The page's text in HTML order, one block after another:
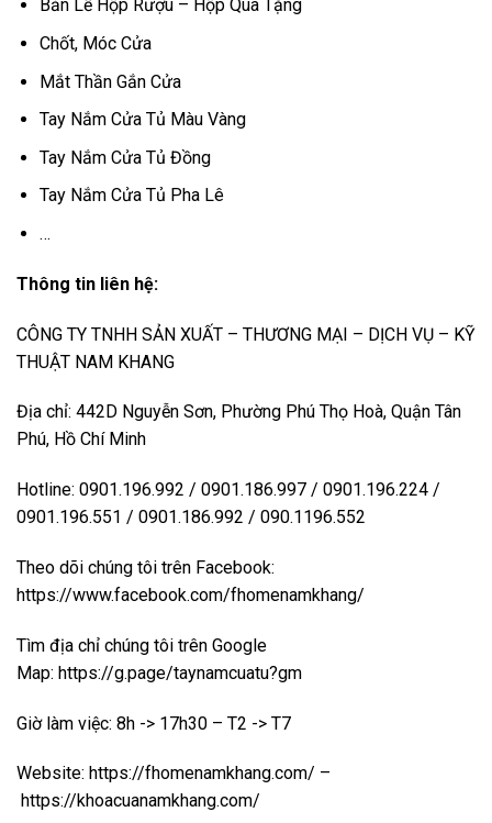
Bản Lề Hộp Rượu – Hộp Quà Tặng
Chốt, Móc Cửa
Mắt Thần Gắn Cửa
Tay Nắm Cửa Tủ Màu Vàng
Tay Nắm Cửa Tủ Đồng
Tay Nắm Cửa Tủ Pha Lê
…
Thông tin liên hệ:
CÔNG TY TNHH SẢN XUẤT – THƯƠNG MẠI – DỊCH VỤ – KỸ
THUẬT NAM KHANG
Địa chỉ: 442D Nguyễn Sơn, Phường Phú Thọ Hoà, Quận Tân
Phú, Hồ Chí Minh
Hotline: 0901.196.992 / 0901.186.997 / 0901.196.224 /
0901.196.551 / 0901.186.992 / 090.1196.552
Theo dõi chúng tôi trên Facebook:
https://www.facebook.com/fhomenamkhang/
Tìm địa chỉ chúng tôi trên Google
Map: https://g.page/taynamcuatu?gm
Giờ làm việc: 8h -> 17h30 – T2 -> T7
Website: https://fhomenamkhang.com/ –
https://khoacuanamkhang.com/